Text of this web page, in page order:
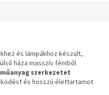
és lámpákhoz készült,
háza masszív fémből
műanyag szerkezetet
és hosszú élettartamot